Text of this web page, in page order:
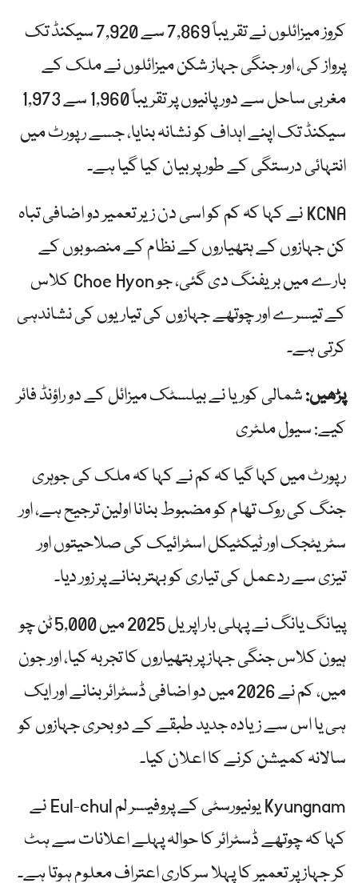
کروز میزائلوں نے تقریباً 7,869 سے 7,920 سیکنڈ تک
پرواز کی، اور جنگی جہاز شکن میزائلوں نے ملک کے
مغربی ساحل سے دور پانیوں پر تقریباً 1,960 سے 1,973
سیکنڈ تک اپنے اہداف کو نشانہ بنایا، جسے رپورٹ میں
انتہائی درستگی کے طور پر بیان کیا گیا ہے۔
KCNA نے کہا کہ کم کو اسی دن زیر تعمیر دو اضافی تباہ
کن جہازوں کے ہتھیاروں کے نظام کے منصوبوں کے
بارے میں بریفنگ دی گئی، جو Choe Hyon کلاس
کے تیسرے اور چوتھے جہازوں کی تیاریوں کی نشاندہی
کرتی ہے۔
پڑھیں:شمالی کوریا نے بیلسٹک میزائل کے دو راؤنڈ فائر
کیے: سیول ملٹری
رپورٹ میں کہا گیا کہ کم نے کہا کہ ملک کی جوہری
جنگ کی روک تھام کو مضبوط بنانا اولین ترجیح ہے، اور
سٹریٹجک اور ٹیکٹیکل اسٹرائیک کی صلاحیتوں اور
تیزی سے ردعمل کی تیاری کو بہتر بنانے پر زور دیا۔
پیانگ یانگ نے پہلی بار اپریل 2025 میں 5,000 ٹن چو
ہیون کلاس جنگی جہاز پر ہتھیاروں کا تجربہ کیا، اور جون
میں، کم نے 2026 میں دو اضافی ڈسٹرائر بنانے اور ایک
ہی یا اس سے زیادہ جدید طبقے کے دو بحری جہازوں کو
سالانہ کمیشن کرنے کا اعلان کیا۔
Kyungnam یونیورسٹی کے پروفیسر لم Eul-chul نے
کہا کہ چوتھے ڈسٹرائر کا حوالہ پہلے اعلانات سے ہٹ
کر جہاز پر تعمیر کا پہلا سرکاری اعتراف معلوم ہوتا ہے۔